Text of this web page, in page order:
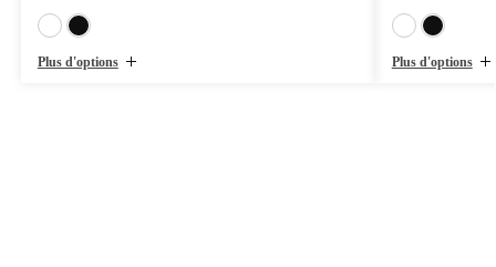
Plus d'options Plus d'options